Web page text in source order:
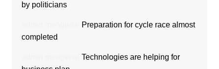
by politicians
Preparation for cycle race almost
completed
Technologies are helping for